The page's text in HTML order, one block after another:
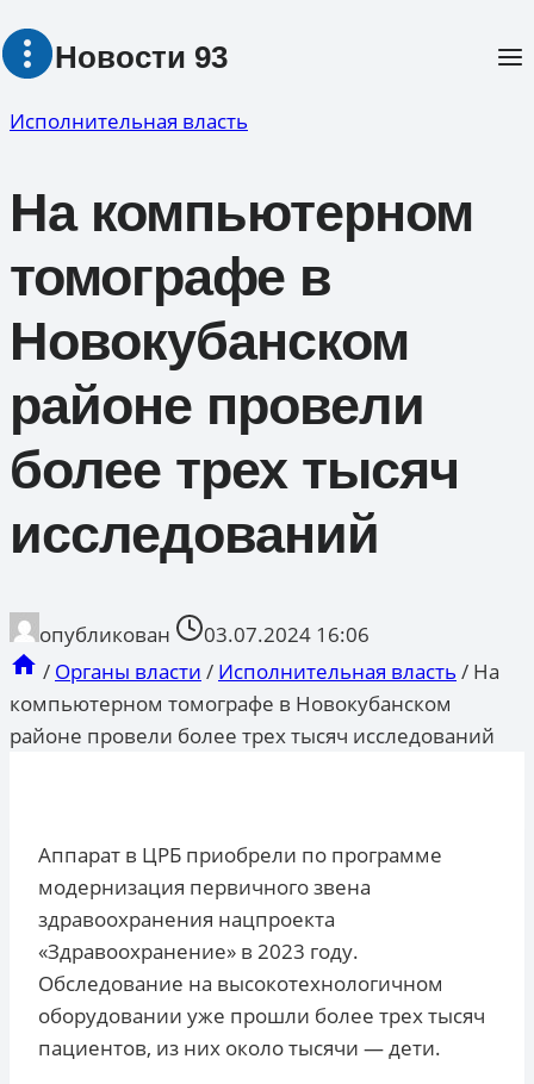
Перейти
Новости 93
Исполнительная власть
На компьютерном
томографе в
Новокубанском
районе провели
более трех тысяч
исследований
опубликован
03.07.2024 16:06
/ Органы власти / Исполнительная власть / На
компьютерном томографе в Новокубанском
районе провели более трех тысяч исследований
Аппарат в ЦРБ приобрели по программе
модернизация первичного звена
здравоохранения нацпроекта
«Здравоохранение» в 2023 году.
Обследование на высокотехнологичном
оборудовании уже прошли более трех тысяч
пациентов, из них около тысячи — дети.